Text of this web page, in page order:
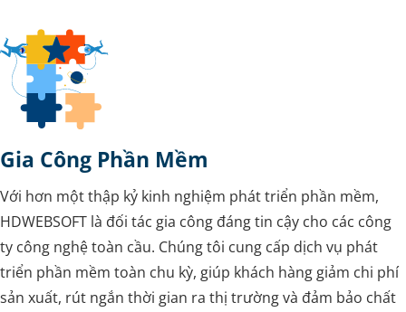
Gia Công Phần Mềm
Với hơn một thập kỷ kinh nghiệm phát triển phần mềm,
HDWEBSOFT là đối tác gia công đáng tin cậy cho các công
ty công nghệ toàn cầu. Chúng tôi cung cấp dịch vụ phát
triển phần mềm toàn chu kỳ, giúp khách hàng giảm chi phí
sản xuất, rút ngắn thời gian ra thị trường và đảm bảo chất